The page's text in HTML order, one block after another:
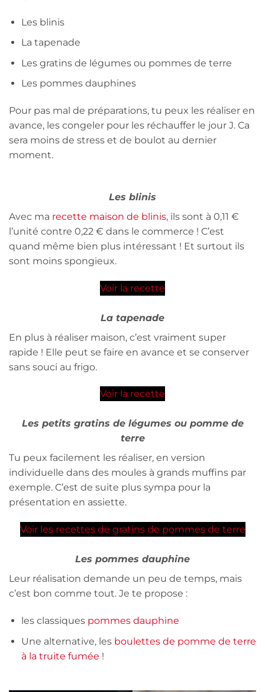
Les blinis
La tapenade
Les gratins de légumes ou pommes de terre
Les pommes dauphines
Pour pas mal de préparations, tu peux les réaliser en
avance, les congeler pour les réchauffer le jour J. Ca
sera moins de stress et de boulot au dernier
moment.
Les blinis
Avec ma recette maison de blinis, ils sont à 0,11 €
l’unité contre 0,22 € dans le commerce ! C’est
quand même bien plus intéressant ! Et surtout ils
sont moins spongieux.
Voir la recette
La tapenade
En plus à réaliser maison, c’est vraiment super
rapide ! Elle peut se faire en avance et se conserver
sans souci au frigo.
Voir la recette
Les petits gratins de légumes ou pomme de
terre
Tu peux facilement les réaliser, en version
individuelle dans des moules à grands muffins par
exemple. C’est de suite plus sympa pour la
présentation en assiette.
Voir les recettes de gratins de pommes de terre
Les pommes dauphine
Leur réalisation demande un peu de temps, mais
c’est bon comme tout. Je te propose :
les classiques pommes dauphine
Une alternative, les boulettes de pomme de terre
à la truite fumée !